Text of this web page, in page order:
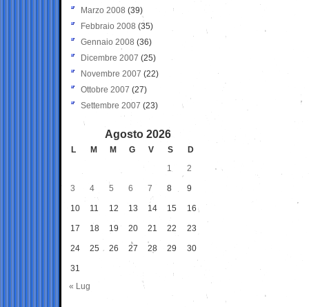
Marzo 2008 (39)
Febbraio 2008 (35)
Gennaio 2008 (36)
Dicembre 2007 (25)
Novembre 2007 (22)
Ottobre 2007 (27)
Settembre 2007 (23)
Agosto 2026
L M M G V S
D
1
2
3 4 5 6 7 8 9
10 11 12 13 14 15 16
17 18 19 20 21 22 23
24 25 26 27 28 29 30
31
« Lug